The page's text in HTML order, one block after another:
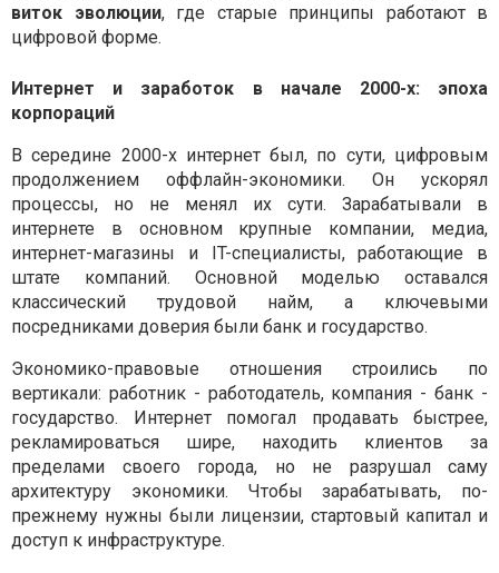
виток эволюции, где старые принципы работают в
цифровой форме.
Интернет и заработок в начале 2000-х: эпоха
корпораций
В середине 2000-х интернет был, по сути, цифровым
продолжением оффлайн-экономики. Он ускорял
процессы, но не менял их сути. Зарабатывали в
интернете в основном крупные компании, медиа,
интернет-магазины и IT-специалисты, работающие в
штате компаний. Основной моделью оставался
классический трудовой найм, а ключевыми
посредниками доверия были банк и государство.
Экономико-правовые отношения строились по
вертикали: работник - работодатель, компания - банк -
государство. Интернет помогал продавать быстрее,
рекламироваться шире, находить клиентов за
пределами своего города, но не разрушал саму
архитектуру экономики. Чтобы зарабатывать, по-
прежнему нужны были лицензии, стартовый капитал и
доступ к инфраструктуре.